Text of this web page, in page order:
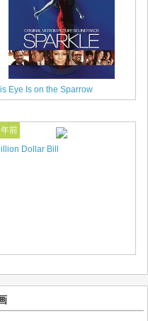
Eye Is on the Sparrow
前
Dollar Bill